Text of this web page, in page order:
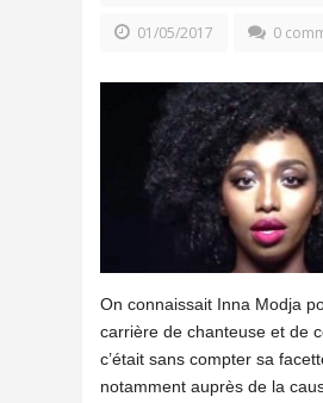
01/05/2017 0
On connaissait Inna Modja
carrière de chanteuse et de
c’était sans compter sa
notamment auprès de la